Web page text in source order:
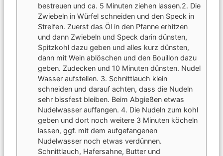
bestreuen und ca. 5 Minuten ziehen lassen.2. Die
Zwiebeln in Würfel schneiden und den Speck in
Streifen. Zuerst das Öl in den Pfanne erhitzen
und dann Zwiebeln und Speck darin dünsten,
Spitzkohl dazu geben und alles kurz dünsten,
dann mit Wein ablöschen und den Bouillon dazu
geben. Zudecken und 10 Minuten dünsten. Nudel
Wasser aufstellen. 3. Schnittlauch klein
schneiden und darauf achten, dass die Nudeln
sehr bissfest bleiben. Beim Abgießen etwas
Nudelwasser auffangen. 4. Die Nudeln zum kohl
geben und dort noch weitere 3 Minuten köcheln
lassen, ggf. mit dem aufgefangenen
Nudelwasser noch etwas verdünnen.
Schnittlauch, Hafersahne, Butter und